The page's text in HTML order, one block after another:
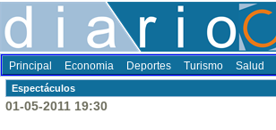
Principal Economia Deportes Turismo Salud
Espectáculos
01-05-2011 19:30